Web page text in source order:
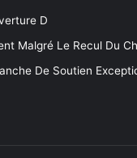
D
Malgré Le Recul Du
De Soutien